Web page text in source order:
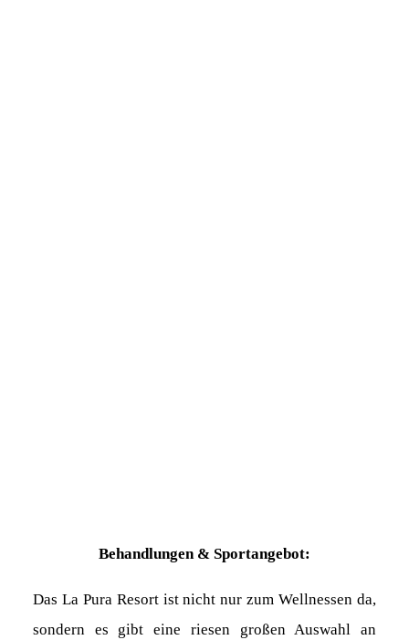
Behandlungen & Sportangebot:
Das La Pura Resort ist nicht nur zum Wellnessen da,
sondern es gibt eine riesen großen Auswahl an